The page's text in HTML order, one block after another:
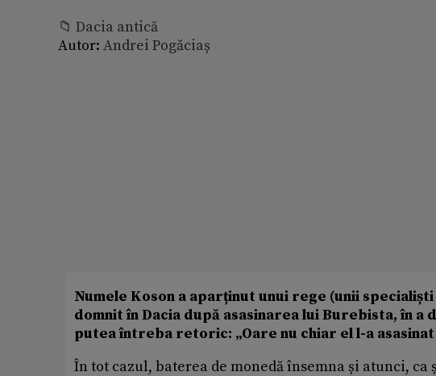
📁 Dacia antică
Autor: Andrei Pogăciaș
Numele Koson a aparținut unui rege (unii
domnit în Dacia după asasinarea lui Burebista, în a
putea întreba retoric: „Oare nu chiar el l-a
În tot cazul, baterea de monedă însemna și atunci,